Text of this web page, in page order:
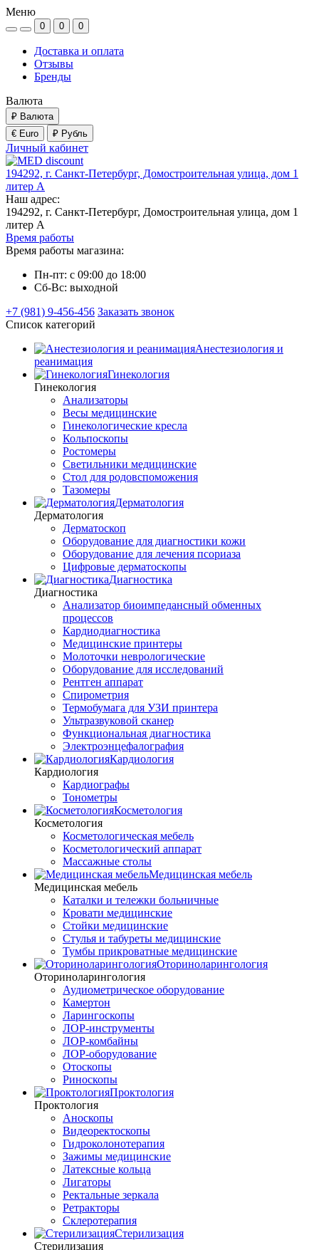
Меню
0 0 0
Доставка и оплата
Отзывы
Бренды
Валюта
₽ Валюта
€ Euro
₽ Рубль
Личный кабинет
194292, г. Санкт-Петербург, Домостроительная улица, дом 1
литер А
Наш адрес:
194292, г. Санкт-Петербург, Домостроительная улица, дом 1
литер А
Время работы
Время работы магазина:
Пн-пт: с 09:00 до 18:00
Сб-Вс: выходной
+7 (981) 9-456-456 Заказать звонок
Список категорий
Анестезиология и
реанимация
Гинекология
Гинекология
Анализаторы
Весы медицинские
Гинекологические кресла
Кольпоскопы
Ростомеры
Светильники медицинские
Стол для родовспоможения
Тазомеры
Дерматология
Дерматология
Дерматоскоп
Оборудование для диагностики кожи
Оборудование для лечения псориаза
Цифровые дерматоскопы
Диагностика
Диагностика
Анализатор биоимпедансный обменных
процессов
Кардиодиагностика
Медицинские принтеры
Молоточки неврологические
Оборудование для исследований
Рентген аппарат
Спирометрия
Термобумага для УЗИ принтера
Ультразвуковой сканер
Функциональная диагностика
Электроэнцефалография
Кардиология
Кардиология
Кардиографы
Тонометры
Косметология
Косметология
Косметологическая мебель
Косметологический аппарат
Массажные столы
Медицинская мебель
Медицинская мебель
Каталки и тележки больничные
Кровати медицинские
Стойки медицинские
Стулья и табуреты медицинские
Тумбы прикроватные медицинские
Оториноларингология
Оториноларингология
Аудиометрическое оборудование
Камертон
Ларингоскопы
ЛОР-инструменты
ЛОР-комбайны
ЛОР-оборудование
Отоскопы
Риноскопы
Проктология
Проктология
Аноскопы
Видеоректоскопы
Гидроколонотерапия
Зажимы медицинские
Латексные кольца
Лигаторы
Ректальные зеркала
Ретракторы
Склеротерапия
Стерилизация
Стерилизация